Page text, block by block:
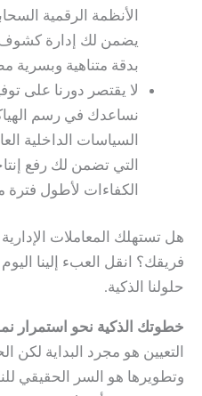
الأنظمة الرقمية
يضمن لك إدارة كشوف
بدقة متناهية وبسرية
لا يقتصر دورنا على
نساعدك في رسم
السياسات الداخلية
التي تضمن لك رفع
الكفاءات لأطول فترة
هل تستهلك المعاملات
فريقك؟ انقل العبء إلينا اليوم
حلولنا الذكية.
خطوتك الذكية نحو استمرار
التعيين هو مجرد البداية لكن
وتطويرها هو السر الحقيقي